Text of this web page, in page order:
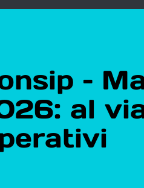
–
al